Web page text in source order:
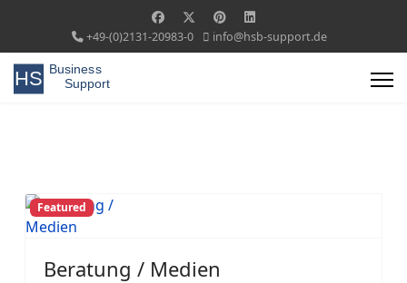
+49-(0)2131-20983-0 info@hsb-support.de
Featured
Beratung / Medien